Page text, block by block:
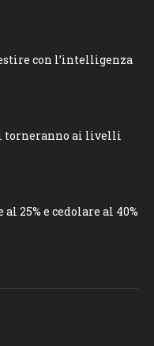
con l’intelligenza
torneranno ai livelli
25% e cedolare al 40%